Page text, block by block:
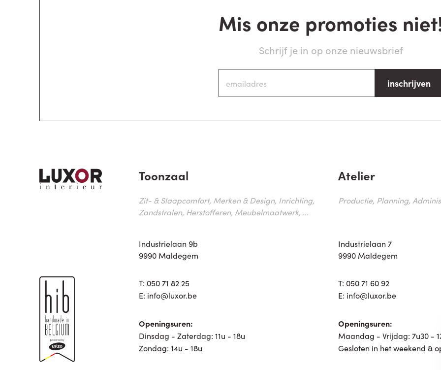
Mis onze promoties
Schrijf je in op onze nieuwsbrief
inschrijven
Toonzaal
Zit- & Slaapcomfort, Merken & Design, Inrichting,
Zandstralen, Herstofferen, Meubelmaatwerk, ...
Industrielaan 9b
9990 Maldegem
T: 050 71 82 25
E: info@luxor.be
Openingsuren:
Dinsdag - Zaterdag: 11u - 18u
Zondag: 14u - 18u
Atelier
Productie, Planning,
Industrielaan 7
9990 Maldegem
T: 050 71 60 92
E: info@luxor.be
Openingsuren:
Maandag - Vrijdag: 7u30 -
Gesloten in het weekend &